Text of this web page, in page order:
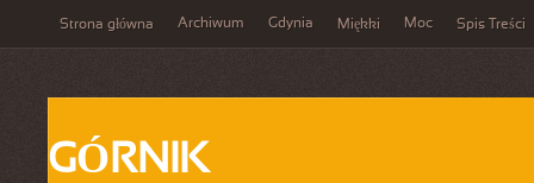
Strona główna Archiwum Gdynia Miękki Moc Spis Treści
GÓRNIK